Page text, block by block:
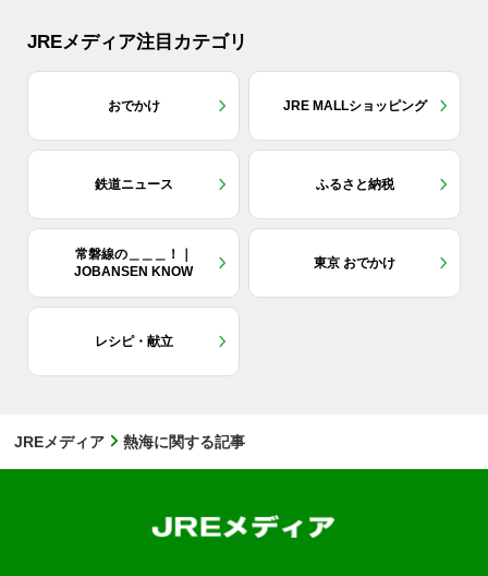
JREメディア注目カテゴリ
おでかけ JRE MALLショッピング
鉄道ニュース ふるさと納税
常磐線の＿＿＿！｜
JOBANSEN KNOW
東京 おでかけ
レシピ・献立
JREメディア 熱海に関する記事